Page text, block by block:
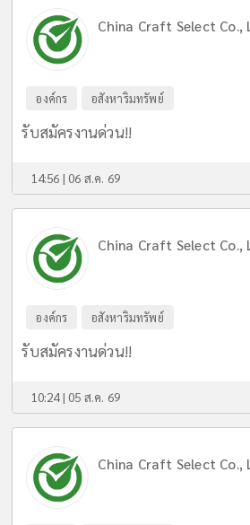
China Craft Select Co.,
องค์กร อสังหาริมทรัพย์
รับสมัครงานด่วน!!
14:56 | 06 ส.ค. 69
China Craft Select Co.,
องค์กร อสังหาริมทรัพย์
รับสมัครงานด่วน!!
10:24 | 05 ส.ค. 69
China Craft Select Co.,